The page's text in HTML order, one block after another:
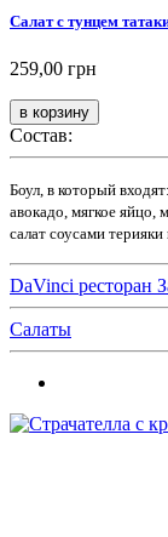
Салат с тунцем
259,00 грн
Состав:
Боул, в который
авокадо, мягкое яйцо,
салат соусами
DaVinci ресторан
Салаты